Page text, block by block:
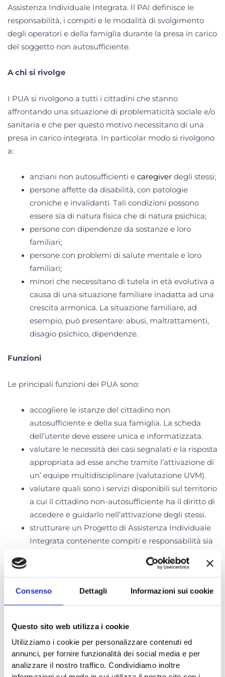
Consenso Dettagli Informazioni sui cookie
Questo sito web utilizza i cookie
Utilizziamo i cookie per personalizzare contenuti ed
annunci, per fornire funzionalità dei social media e per
analizzare il nostro traffico. Condividiamo inoltre
Assistenza Individuale Integrata. Il PAI definisce le
responsabilità, i compiti e le modalità di svolgimento
degli operatori e della famiglia durante la presa in carico
del soggetto non autosufficiente.
A chi si rivolge
I PUA si rivolgono a tutti i cittadini che stanno
affrontando una situazione di problematicità sociale e/o
sanitaria e che per questo motivo necessitano di una
presa in carico integrata. In particolar modo si rivolgono
a:
anziani non autosufficienti e caregiver degli stessi;
persone affette da disabilità, con patologie
croniche e invalidanti. Tali condizioni possono
essere sia di natura fisica che di natura psichica;
persone con dipendenze da sostanze e loro
familiari;
persone con problemi di salute mentale e loro
familiari;
minori che necessitano di tutela in età evolutiva a
causa di una situazione familiare inadatta ad una
crescita armonica. La situazione familiare, ad
esempio, può presentare: abusi, maltrattamenti,
disagio psichico, dipendenze.
Funzioni
Le principali funzioni dei PUA sono:
accogliere le istanze del cittadino non
autosufficiente e della sua famiglia. La scheda
dell’utente deve essere unica e informatizzata.
valutare le necessità dei casi segnalati e la risposta
appropriata ad esse anche tramite l’attivazione di
un’ equipe multidisciplinare (valutazione UVM).
valutare quali sono i servizi disponibili sul territorio
a cui il cittadino non-autosufficiente ha il diritto di
accedere e guidarlo nell’attivazione degli stessi.
strutturare un Progetto di Assistenza Individuale
Integrata contenente compiti e responsabilità sia
sanitaria dell’utente e gli esiti dei servizi offerti.
Questo comporta un’ eventuale rivalutazione del
I principali servizi offerti sono:
Cure Domiciliari Integrate (CDI);